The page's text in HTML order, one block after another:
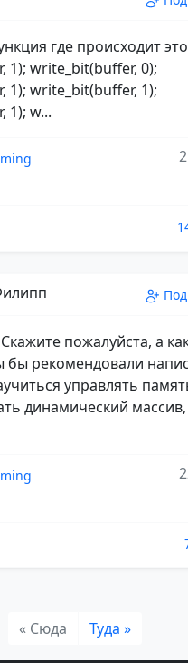
где происходит
1); write_bit(buffer, 0);
1); write_bit(buffer, 1);
1); w...
пожалуйста, а
рекомендовали
управлять
динамический
« Сюда Туда »